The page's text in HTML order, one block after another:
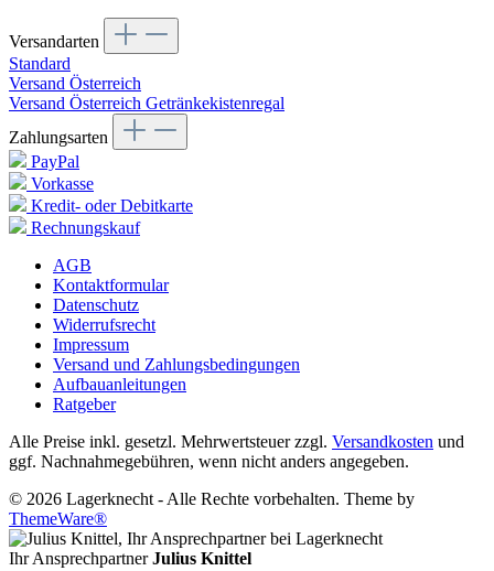
Versandarten
Standard
Versand Österreich
Versand Österreich Getränkekistenregal
Zahlungsarten
PayPal
Vorkasse
Kredit- oder Debitkarte
Rechnungskauf
AGB
Kontaktformular
Datenschutz
Widerrufsrecht
Impressum
Versand und Zahlungsbedingungen
Aufbauanleitungen
Ratgeber
Alle Preise inkl. gesetzl. Mehrwertsteuer zzgl. Versandkosten und
ggf. Nachnahmegebühren, wenn nicht anders angegeben.
© 2026 Lagerknecht - Alle Rechte vorbehalten. Theme by
ThemeWare®
Ihr Ansprechpartner Julius Knittel